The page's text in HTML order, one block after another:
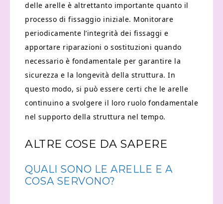
delle arelle è altrettanto importante quanto il
processo di fissaggio iniziale. Monitorare
periodicamente l’integrità dei fissaggi e
apportare riparazioni o sostituzioni quando
necessario è fondamentale per garantire la
sicurezza e la longevità della struttura. In
questo modo, si può essere certi che le arelle
continuino a svolgere il loro ruolo fondamentale
nel supporto della struttura nel tempo.
ALTRE COSE DA SAPERE
QUALI SONO LE ARELLE E A
COSA SERVONO?